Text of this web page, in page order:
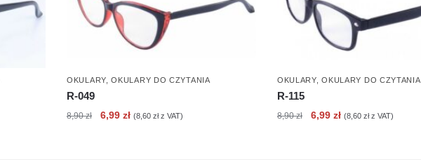
OKULARY,OKULARY DO CZYTANIA
R-049
8,90zł
Pierwotna
6,99 złAktualna
(8,60 złz VAT)
OKULARY,OKULARY DO CZYTANIA
R-115
8,90zł
Pierwotna
6,99 złAktualna
(8,60 złz VAT)